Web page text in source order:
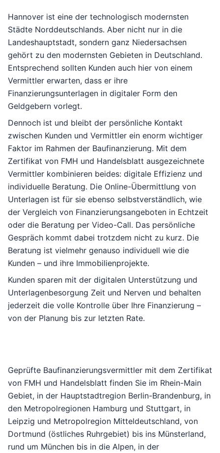
Hannover ist eine der technologisch modernsten
Städte Norddeutschlands. Aber nicht nur in die
Landeshauptstadt, sondern ganz Niedersachsen
gehört zu den modernsten Gebieten in Deutschland.
Entsprechend sollten Kunden auch hier von einem
Vermittler erwarten, dass er ihre
Finanzierungsunterlagen in digitaler Form den
Geldgebern vorlegt.
Dennoch ist und bleibt der persönliche Kontakt
zwischen Kunden und Vermittler ein enorm wichtiger
Faktor im Rahmen der Baufinanzierung. Mit dem
Zertifikat von FMH und Handelsblatt ausgezeichnete
Vermittler kombinieren beides: digitale Effizienz und
individuelle Beratung. Die Online-Übermittlung von
Unterlagen ist für sie ebenso selbstverständlich, wie
der Vergleich von Finanzierungsangeboten in Echtzeit
oder die Beratung per Video-Call. Das persönliche
Gespräch kommt dabei trotzdem nicht zu kurz. Die
Beratung ist vielmehr genauso individuell wie die
Kunden – und ihre Immobilienprojekte.
Kunden sparen mit der digitalen Unterstützung und
Unterlagenbesorgung Zeit und Nerven und behalten
jederzeit die volle Kontrolle über Ihre Finanzierung –
von der Planung bis zur letzten Rate.
Geprüfte Baufinanzierungsvermittler mit dem Zertifikat
von FMH und Handelsblatt finden Sie im Rhein-Main
Gebiet, in der Hauptstadtregion Berlin-Brandenburg, in
den Metropolregionen Hamburg und Stuttgart, in
Leipzig und Metropolregion Mitteldeutschland, von
Dortmund (östliches Ruhrgebiet) bis ins Münsterland,
rund um München bis in die Alpen, in der